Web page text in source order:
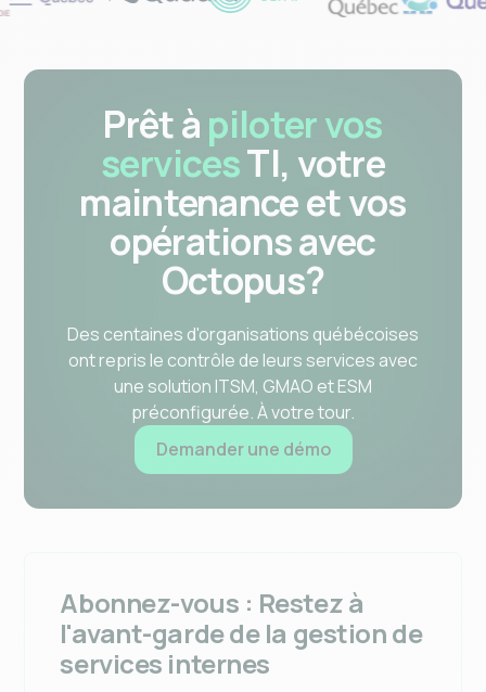
Prêt àpiloter vos
servicesTI, votre
maintenance et vos
opérations avec
Octopus?
Des centaines d'organisations québécoises
ont repris le contrôle de leurs services avec
une solution ITSM, GMAO et ESM
préconfigurée. À votre tour.
Demander une démo
Abonnez-vous : Restez à
l'avant-garde de la gestion de
services internes